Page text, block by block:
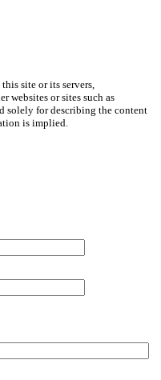
site or its servers,
websites or sites such as
solely for describing the content
is implied.